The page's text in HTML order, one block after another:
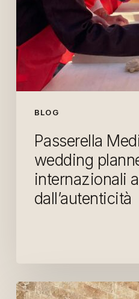
BLOG
Passerella
wedding
internazionali
dall’autenticità
La